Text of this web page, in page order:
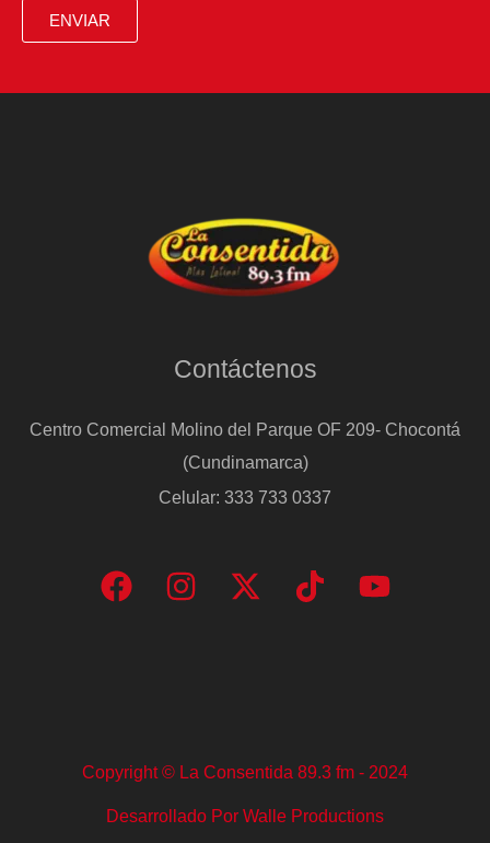
ENVIAR
Contáctenos
Centro Comercial Molino del Parque OF 209- Chocontá
(Cundinamarca)
Celular: 333 733 0337
Copyright © La Consentida 89.3 fm - 2024
Desarrollado Por Walle Productions